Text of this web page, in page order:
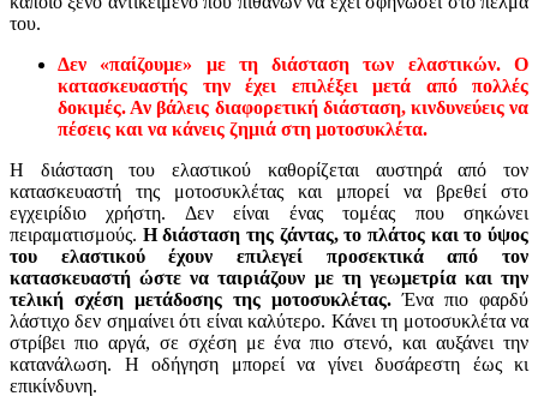
του.
Δεν «παίζουμε» με τη διάσταση των ελαστικών. Ο
κατασκευαστής την έχει επιλέξει μετά από πολλές
δοκιμές. Αν βάλεις διαφορετική διάσταση, κινδυνεύεις να
πέσεις και να κάνεις ζημιά στη μοτοσυκλέτα.
Η διάσταση του ελαστικού καθορίζεται αυστηρά από τον
κατασκευαστή της μοτοσυκλέτας και μπορεί να βρεθεί στο
εγχειρίδιο χρήστη. Δεν είναι ένας τομέας που σηκώνει
πειραματισμούς. Η διάσταση της ζάντας, το πλάτος και το ύψος
του ελαστικού έχουν επιλεγεί προσεκτικά από τον
κατασκευαστή ώστε να ταιριάζουν με τη γεωμετρία και την
τελική σχέση μετάδοσης της μοτοσυκλέτας. Ένα πιο φαρδύ
λάστιχο δεν σημαίνει ότι είναι καλύτερο. Κάνει τη μοτοσυκλέτα να
στρίβει πιο αργά, σε σχέση με ένα πιο στενό, και αυξάνει την
κατανάλωση. Η οδήγηση μπορεί να γίνει δυσάρεστη έως κι
επικίνδυνη.